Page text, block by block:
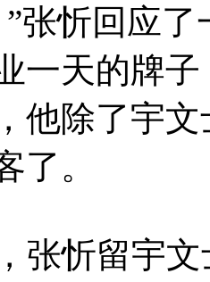
张忻回应了
一天的牌
他除了宇
了。
张忻留宇文